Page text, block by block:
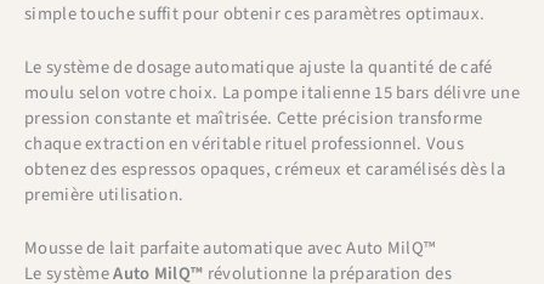
simple touche suffit pour obtenir ces paramètres optimaux.
Le système de dosage automatique ajuste la quantité de café
moulu selon votre choix. La pompe italienne 15 bars délivre une
pression constante et maîtrisée. Cette précision transforme
chaque extraction en véritable rituel professionnel. Vous
obtenez des espressos opaques, crémeux et caramélisés dès la
première utilisation.
Mousse de lait parfaite automatique avec Auto MilQ™
Le systèmeAuto MilQ™ révolutionne la préparation des